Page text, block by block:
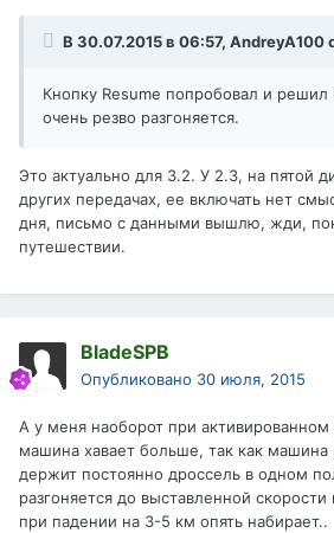
В 30.07.2015 в 06:57, AndreyA100
Кнопку Resume попробовал и решил
очень резво разгоняется.
Это актуально для 3.2. У 2.3, на пятой
других передачах, ее включать нет
дня, письмо с данными вышлю, жди,
путешествии.
BladeSPB
Опубликовано 30 июля, 2015
А у меня наоборот при
машина хавает больше, так как машина
держит постоянно дроссель в одном
разгоняется до выставленной скорости
при падении на 3-5 км опять набирает..